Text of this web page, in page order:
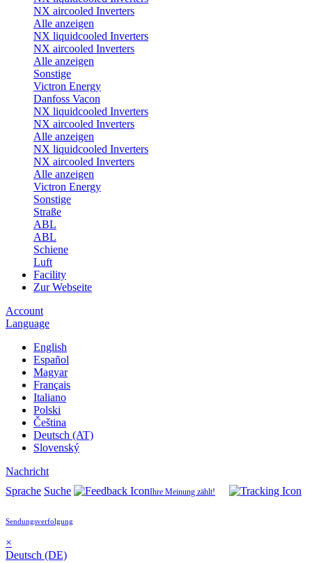
NX aircooled Inverters
Alle anzeigen
NX liquidcooled Inverters
NX aircooled Inverters
Alle anzeigen
Sonstige
Victron Energy
Danfoss Vacon
NX liquidcooled Inverters
NX aircooled Inverters
Alle anzeigen
NX liquidcooled Inverters
NX aircooled Inverters
Alle anzeigen
Victron Energy
Sonstige
Straße
ABL
ABL
Schiene
Luft
Facility
Zur Webseite
Account
Language
English
Español
Magyar
Français
Italiano
Polski
Čeština
Deutsch (AT)
Slovenský
Nachricht
Sprache Suche Ihre Meinung zählt!
Sendungsverfolgung
×
Deutsch (DE)